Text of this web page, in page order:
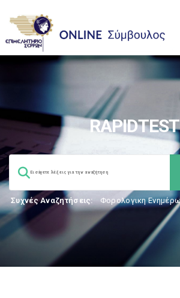
RAPIDTEST
Συχνές Αναζητήσεις: Φορολογικη